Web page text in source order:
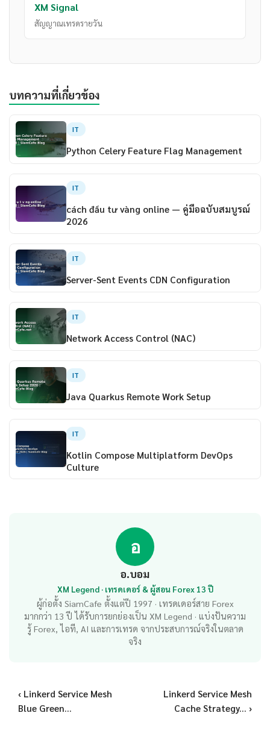
XM Signal
สัญญาณเทรดรายวัน
บทความที่เกี่ยวข้อง
IT
Python Celery Feature Flag Management
IT
cách đầu tư vàng online — คู่มือฉบับสมบูรณ์
2026
IT
Server-Sent Events CDN Configuration
IT
Network Access Control (NAC)
IT
Java Quarkus Remote Work Setup
IT
Kotlin Compose Multiplatform DevOps
Culture
อ
อ.บอม
XM Legend · เทรดเดอร์ & ผู้สอน Forex 13 ปี
ผู้ก่อตั้ง SiamCafe ตั้งแต่ปี 1997 · เทรดเดอร์สาย Forex
มากกว่า 13 ปี ได้รับการยกย่องเป็น XM Legend · แบ่งปันความ
รู้ Forex, ไอที, AI และการเทรด จากประสบการณ์จริงในตลาด
จริง
‹ Linkerd Service Mesh
Blue Green...
Linkerd Service Mesh
Cache Strategy... ›